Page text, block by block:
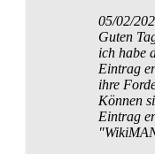
05/02/
Guten
ich habe
Eintrag
ihre
Können
Eintrag